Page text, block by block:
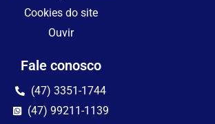
Cookies do site
Ouvir
Fale conosco
(47) 3351-1744
(47) 99211-1139